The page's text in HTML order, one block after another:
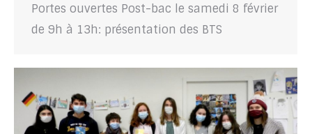
Portes ouvertes Post-bac le samedi 8 février
de 9h à 13h: présentation des BTS